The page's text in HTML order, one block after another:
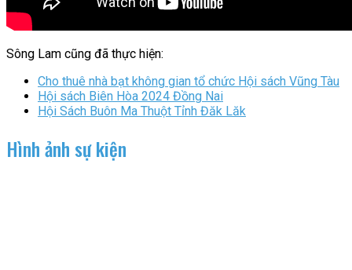
Sông Lam cũng đã thực hiện:
Cho thuê nhà bạt không gian tổ chức Hội sách Vũng Tàu
Hội sách Biên Hòa 2024 Đồng Nai
Hội Sách Buôn Ma Thuột Tỉnh Đăk Lăk
Hình ảnh sự kiện